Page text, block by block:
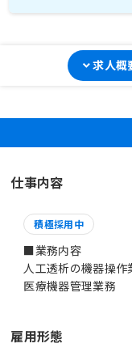
求人概
仕事内容
積極採用中
■業務内容
人工透析の機器操作
医療機器管理業務
雇用形態